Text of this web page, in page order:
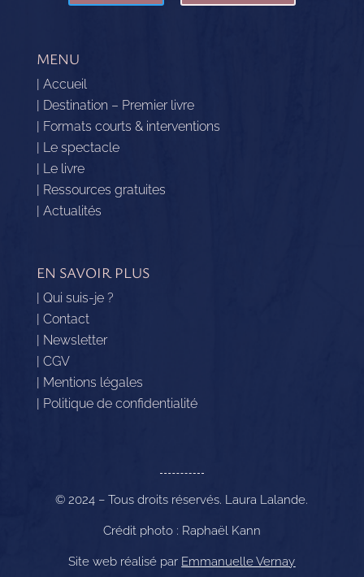
MENU
| Accueil
| Destination – Premier livre
| Formats courts & interventions
| Le spectacle
| Le livre
| Ressources gratuites
| Actualités
EN SAVOIR PLUS
| Qui suis-je ?
| Contact
| Newsletter
| CGV
| Mentions légales
| Politique de confidentialité
© 2024 – Tous droits réservés. Laura Lalande.
Crédit photo : Raphaël Kann
Site web réalisé par Emmanuelle Vernay